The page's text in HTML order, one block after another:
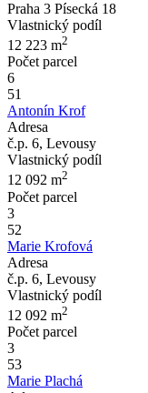
Praha 3 Písecká 18
Vlastnický podíl
12 223 m2
Počet parcel
6
51
Antonín Krof
Adresa
č.p. 6, Levousy
Vlastnický podíl
12 092 m2
Počet parcel
3
52
Marie Krofová
Adresa
č.p. 6, Levousy
Vlastnický podíl
12 092 m2
Počet parcel
3
53
Marie Plachá